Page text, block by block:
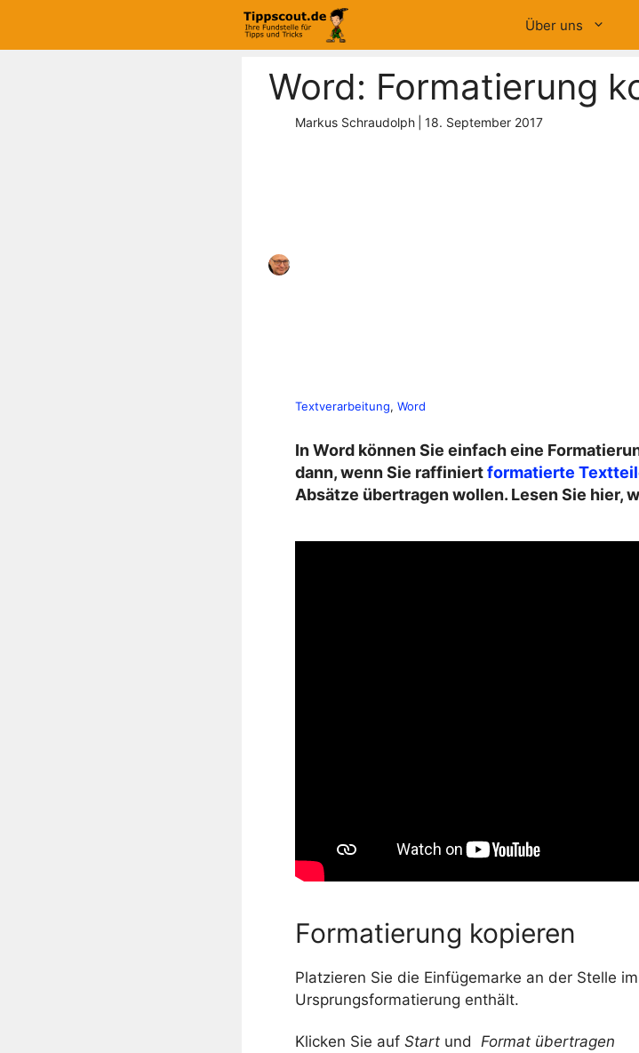
springen
Über uns
Word: Formatierung
Markus Schraudolph 18. September 2017
Textverarbeitung, Word
In Word können Sie einfach eine
dann, wenn Sie raffiniertformatierte
Absätze übertragen wollen. Lesen Sie hier,
Formatierung kopieren
Platzieren Sie die Einfügemarke an der Stelle
Ursprungsformatierung enthält.
Klicken Sie auf Start und Format übertragen